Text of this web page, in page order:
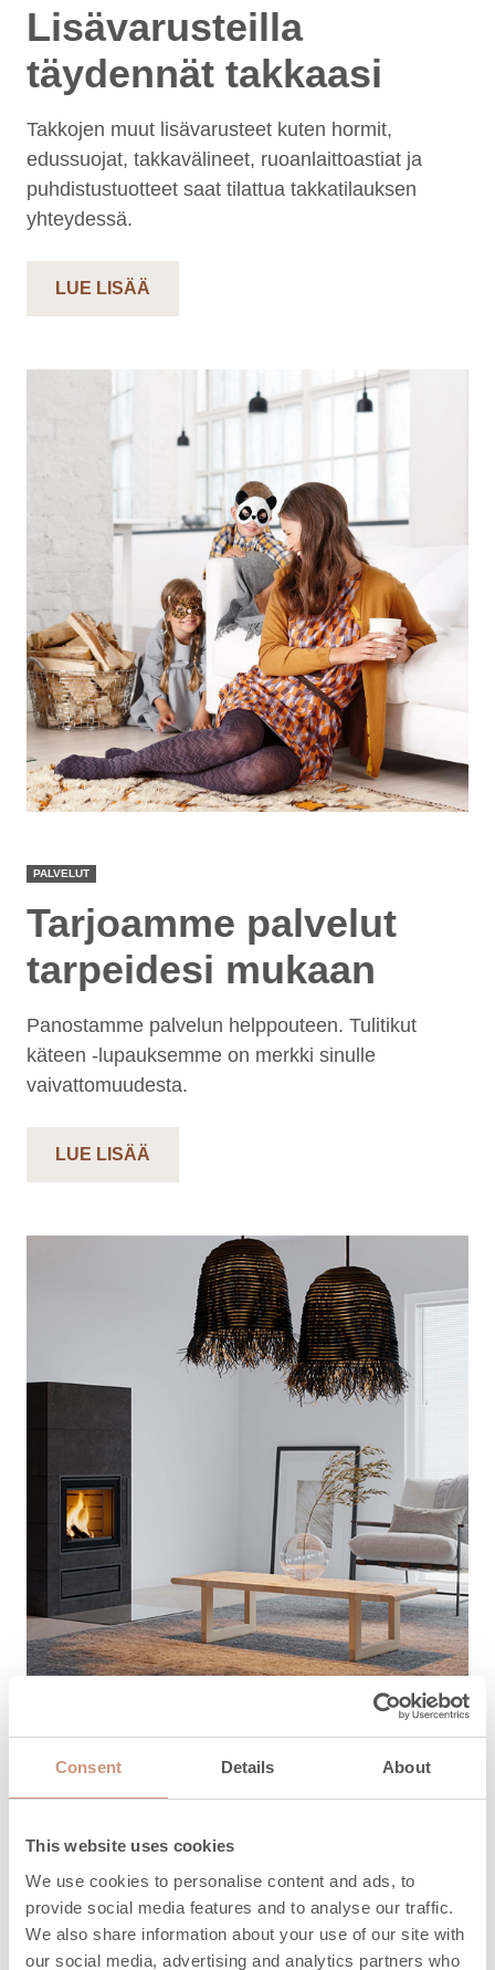
Consent Details About
This website uses cookies
We use cookies to personalise content and ads, to
provide social media features and to analyse our traffic.
We also share information about your use of our site with
our social media, advertising and analytics partners who
Lisävarusteilla
täydennät takkaasi
Takkojen muut lisävarusteet kuten hormit,
edussuojat, takkavälineet, ruoanlaittoastiat ja
puhdistustuotteet saat tilattua takkatilauksen
yhteydessä.
LUE LISÄÄ
PALVELUT
Tarjoamme palvelut
tarpeidesi mukaan
Panostamme palvelun helppouteen. Tulitikut
käteen -lupauksemme on merkki sinulle
vaivattomuudesta.
LUE LISÄÄ
TUKI
Kuinka voimme
auttaa?
Täältä löydät ohjeet, huolto- ja
varaosaosapalvelun yhteystiedot sekä takuuasiat.